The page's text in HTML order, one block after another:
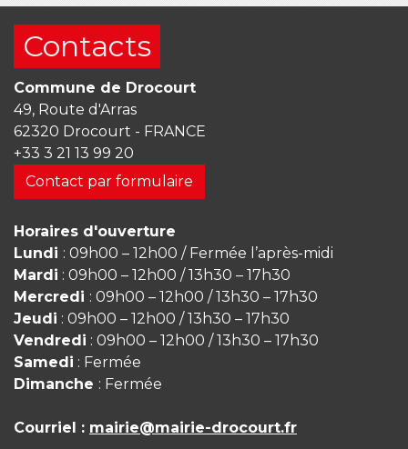
Contacts
Commune de Drocourt
49, Route d'Arras
62320 Drocourt - FRANCE
+33 3 21 13 99 20
Contact par formulaire
Horaires d'ouverture
Lundi : 09h00 – 12h00 / Fermée l’après-midi
Mardi : 09h00 – 12h00 / 13h30 – 17h30
Mercredi : 09h00 – 12h00 / 13h30 – 17h30
Jeudi : 09h00 – 12h00 / 13h30 – 17h30
Vendredi : 09h00 – 12h00 / 13h30 – 17h30
Samedi : Fermée
Dimanche : Fermée
Courriel : mairie@mairie-drocourt.fr